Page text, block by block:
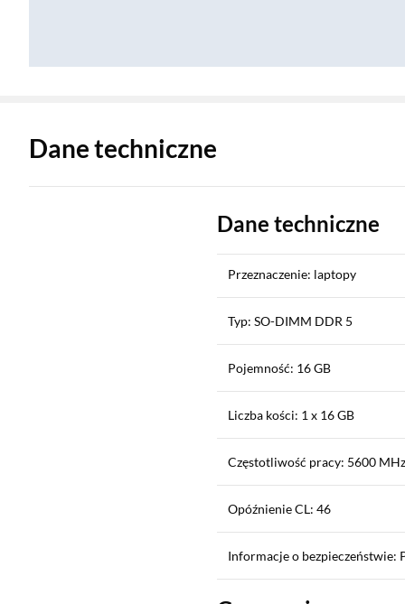
Dane techniczne
Dane techniczne
Przeznaczenie: laptopy
Typ: SO-DIMM DDR 5
Pojemność: 16 GB
Liczba kości: 1 x 16 GB
Częstotliwość pracy: 5600 MHz
Opóźnienie CL: 46
Informacje o bezpieczeństwie: